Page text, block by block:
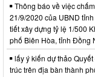
Thông báo về việc
21/9/2020 của UBND
tiết xây dựng tỷ lệ 1/500
phố Biên Hòa, tỉnh Đồng
lấy ý kiến dự thảo
trúc trên địa bàn thành